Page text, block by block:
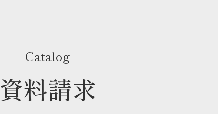
Catalog
資料請求